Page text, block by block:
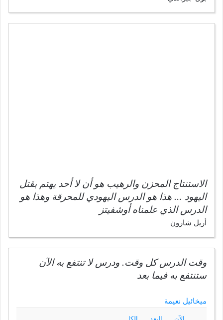
الاستنتاج المحزن والرهيب هو أن لا أحد يهتم بقتل
اليهود … هذا هو الدرس اليهودي للمحرقة وهذا هو
الدرس الذي علمناه أوشفيتز
أريل شارون
وقت الدرس كل وقت. ودرس لا تنتفع به الآن
ستنتفع به فيما بعد
ميخائيل نعيمة